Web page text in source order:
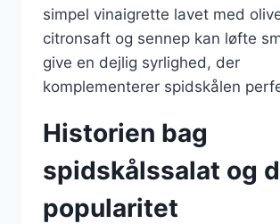
simpel vinaigrette lavet med
citronsaft og sennep kan løfte
give en dejlig syrlighed, der
komplementerer spidskålen
Historien bag
spidskålssalat og
popularitet